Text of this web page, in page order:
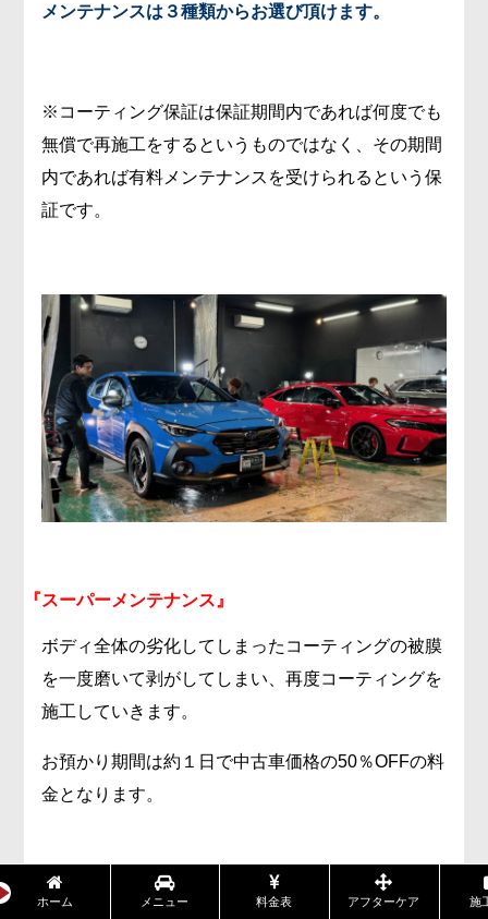
ホーム メニュー 料金表 アフターケア 施
メンテナンスは３種類からお選び頂けます。
※コーティング保証は保証期間内であれば何度でも
無償で再施工をするというものではなく、その期間
内であれば有料メンテナンスを受けられるという保
証です。
『スーパーメンテナンス』
ボディ全体の劣化してしまったコーティングの被膜
を一度磨いて剥がしてしまい、再度コーティングを
施工していきます。
お預かり期間は約１日で中古車価格の50％OFFの料
金となります。
『レギュラーメンテナンス』